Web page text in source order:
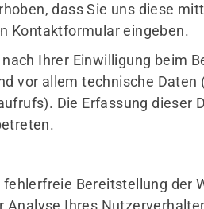
dass Sie uns diese
Kontaktformular eingeben.
Ihrer Einwilligung beim
vor allem technische Daten
Die Erfassung dieser
Bereitstellung der
Analyse Ihres
So erreichst du
0231-